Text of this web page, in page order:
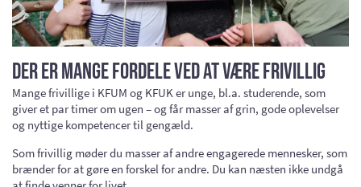
Der er mange fordele ved at være frivillig
Mange frivillige i KFUM og KFUK er unge, bl.a. studerende, som
giver et par timer om ugen – og får masser af grin, gode oplevelser
og nyttige kompetencer til gengæld.
Som frivillig møder du masser af andre engagerede mennesker, som
brænder for at gøre en forskel for andre. Du kan næsten ikke undgå